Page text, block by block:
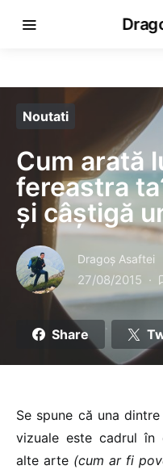
Noutati
Cum arată
fereastra
și câștigă
Dragoş Asaftei
27/08/2015
Share
Se spune că una
vizuale este cadrul în
alte arte (cum ar fi